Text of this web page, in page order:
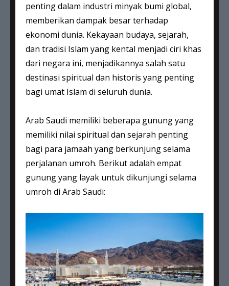
penting dalam industri minyak bumi global,
memberikan dampak besar terhadap
ekonomi dunia. Kekayaan budaya, sejarah,
dan tradisi Islam yang kental menjadi ciri khas
dari negara ini, menjadikannya salah satu
destinasi spiritual dan historis yang penting
bagi umat Islam di seluruh dunia.
Arab Saudi memiliki beberapa gunung yang
memiliki nilai spiritual dan sejarah penting
bagi para jamaah yang berkunjung selama
perjalanan umroh. Berikut adalah empat
gunung yang layak untuk dikunjungi selama
umroh di Arab Saudi: